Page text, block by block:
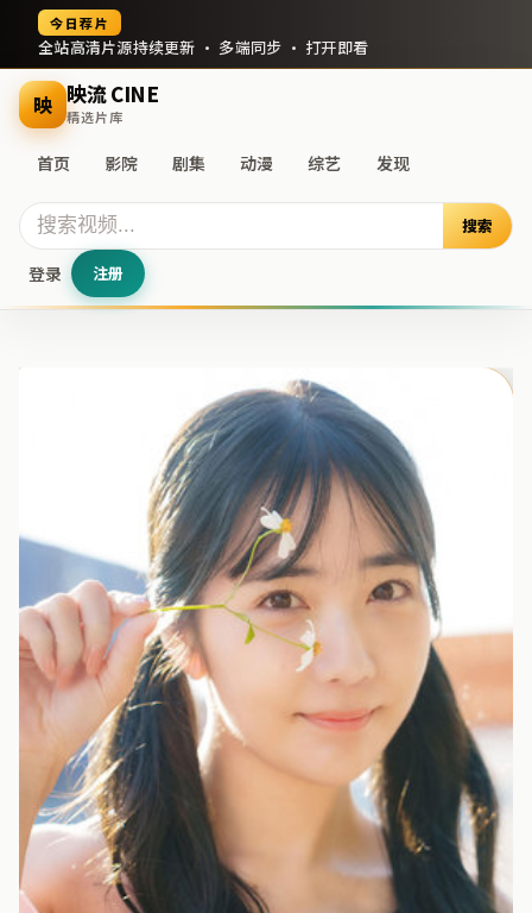
今日荐片
全站高清片源持续更新 · 多端同步 · 打开即看
映 映流 CINE
精选片库
首页 影院 剧集 动漫 综艺 发现
搜索
登录 注册